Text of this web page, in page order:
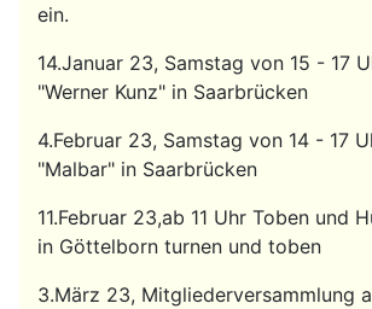
ein.
14.Januar 23, Samstag von 15 - 17
"Werner Kunz" in Saarbrücken
4.Februar 23, Samstag von 14 - 17
"Malbar" in Saarbrücken
11.Februar 23,ab 11 Uhr Toben und
in Göttelborn turnen und toben
3.März 23, Mitgliederversammlung